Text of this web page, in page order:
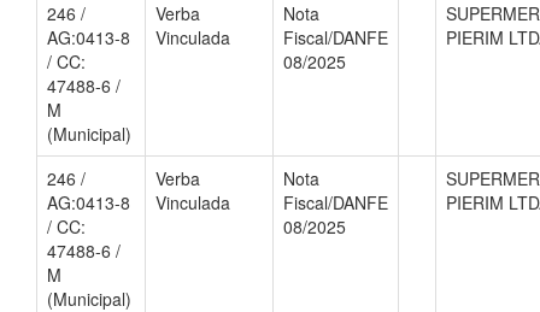
246 /
AG:0413-8
/ CC:
47488-6 /
M
(Municipal)
Verba
Vinculada
Nota
Fiscal/DANFE
08/2025
PIERIM
246 /
AG:0413-8
/ CC:
47488-6 /
M
(Municipal)
Verba
Vinculada
Nota
Fiscal/DANFE
08/2025
PIERIM